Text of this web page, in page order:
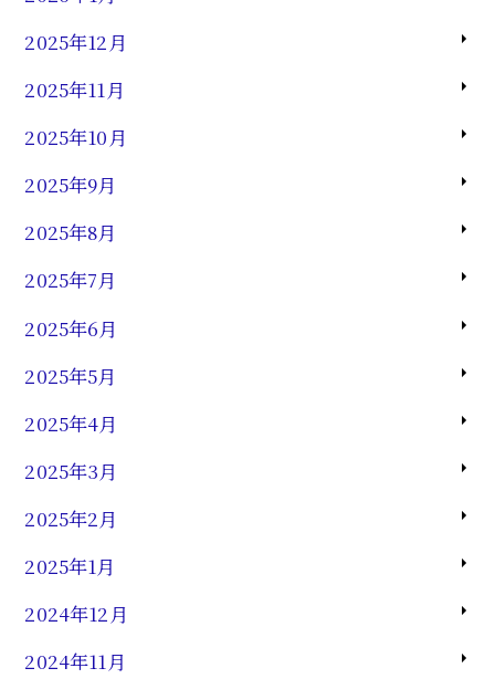
2025年12月
2025年11月
2025年10月
2025年9月
2025年8月
2025年7月
2025年6月
2025年5月
2025年4月
2025年3月
2025年2月
2025年1月
2024年12月
2024年11月